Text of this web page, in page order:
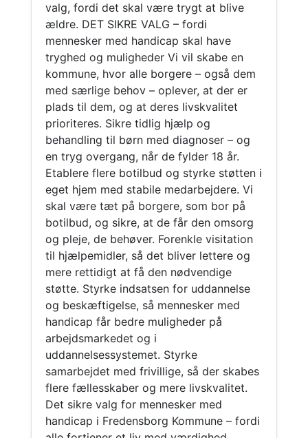
valg, fordi det skal være trygt at blive
ældre. DET SIKRE VALG – fordi
mennesker med handicap skal have
tryghed og muligheder Vi vil skabe en
kommune, hvor alle borgere – også dem
med særlige behov – oplever, at der er
plads til dem, og at deres livskvalitet
prioriteres. Sikre tidlig hjælp og
behandling til børn med diagnoser – og
en tryg overgang, når de fylder 18 år.
Etablere flere botilbud og styrke støtten i
eget hjem med stabile medarbejdere. Vi
skal være tæt på borgere, som bor på
botilbud, og sikre, at de får den omsorg
og pleje, de behøver. Forenkle visitation
til hjælpemidler, så det bliver lettere og
mere rettidigt at få den nødvendige
støtte. Styrke indsatsen for uddannelse
og beskæftigelse, så mennesker med
handicap får bedre muligheder på
arbejdsmarkedet og i
uddannelsessystemet. Styrke
samarbejdet med frivillige, så der skabes
flere fællesskaber og mere livskvalitet.
Det sikre valg for mennesker med
handicap i Fredensborg Kommune – fordi